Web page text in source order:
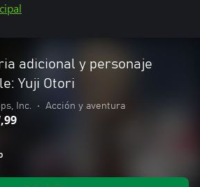
adicional y personaje
Yuji Otori
Inc. • Acción y aventura